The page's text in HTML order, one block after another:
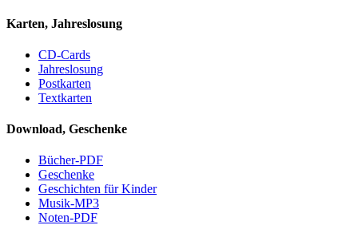
Karten, Jahreslosung
CD-Cards
Jahreslosung
Postkarten
Textkarten
Download, Geschenke
Bücher-PDF
Geschenke
Geschichten für Kinder
Musik-MP3
Noten-PDF